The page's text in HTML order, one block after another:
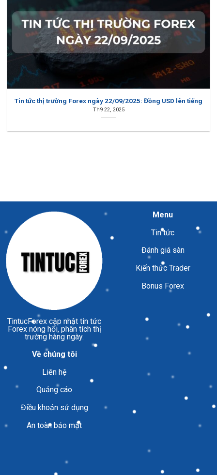
Tin tức thị trường Forex ngày 22/09/2025: Đồng USD lên tiếng
Th9 22, 2025
TintucForex cập nhật tin tức
Forex nóng hổi, phân tích thị
trường hàng ngày.
Menu
Tin tức
Đánh giá sàn
Kiến thức Trader
Bonus Forex
Về chúng tôi
Liên hệ
Quảng cáo
Điều khoản sử dụng
An toàn bảo mật